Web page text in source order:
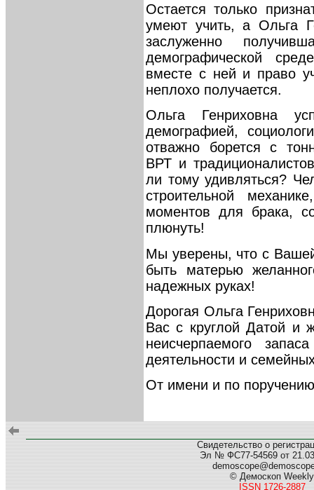
Остается только
умеют учить, а Ольга
заслуженно
демографической
вместе с ней и право
неплохо получается.
Ольга Генриховна
демографией,
отважно борется с
ВРТ и
ли тому удивляться?
строительной
моментов для брака,
плюнуть!
Мы уверены, что с
быть матерью
надежных руках!
Дорогая Ольга
Вас с круглой Датой и
неисчерпаемого
деятельности и
От имени и по
Свидетельство о
Эл № ФС77-54569 от
© Демоскоп Weekly
ISSN 1726-2887